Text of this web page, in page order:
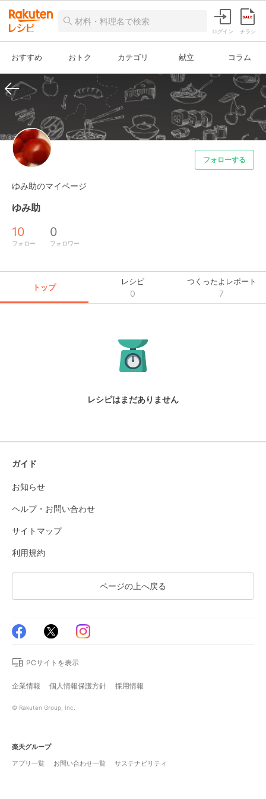
ログイン チラシ
おすすめ おトク カテゴリ 献立 コラム
フォローする
ゆみ助のマイページ
ゆみ助
10
フォロー
0
フォロワー
トップ
レシピ
0
つくったよレポート
7
レシピはまだありません
ガイド
お知らせ
ヘルプ・お問い合わせ
サイトマップ
利用規約
ページの上へ戻る
PCサイトを表示
企業情報 個人情報保護方針 採用情報
© Rakuten Group, Inc.
楽天グループ
アプリ一覧
お問い合わせ一覧 サステナビリティ